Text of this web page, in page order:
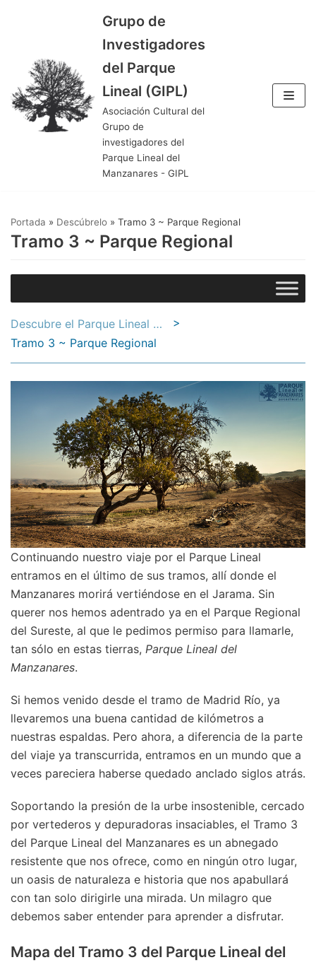
contenido
Grupo de
Investigadores
del Parque
Lineal (GIPL)
Asociación Cultural del
Grupo de
investigadores del
Parque Lineal del
Manzanares - GIPL
Portada » Descúbrelo » Tramo 3 ~ Parque Regional
Tramo 3 ~ Parque Regional
Descubre el Parque Lineal del Manzanares
>
Tramo 3 ~ Parque Regional
Continuando nuestro viaje por el Parque Lineal
entramos en el último de sus tramos, allí donde el
Manzanares morirá vertiéndose en el Jarama. Sin
querer nos hemos adentrado ya en el Parque Regional
del Sureste, al que le pedimos permiso para llamarle,
tan sólo en estas tierras, Parque Lineal del
Manzanares.
Si hemos venido desde el tramo de Madrid Río, ya
llevaremos una buena cantidad de kilómetros a
nuestras espaldas. Pero ahora, a diferencia de la parte
del viaje ya transcurrida, entramos en un mundo que a
veces pareciera haberse quedado anclado siglos atrás.
Soportando la presión de la urbe insostenible, cercado
por vertederos y depuradoras insaciables, el Tramo 3
del Parque Lineal del Manzanares es un abnegado
resistente que nos ofrece, como en ningún otro lugar,
un oasis de naturaleza e historia que nos apabullará
con tan solo dirigirle una mirada. Un milagro que
debemos saber entender para aprender a disfrutar.
Mapa del Tramo 3 del Parque Lineal del